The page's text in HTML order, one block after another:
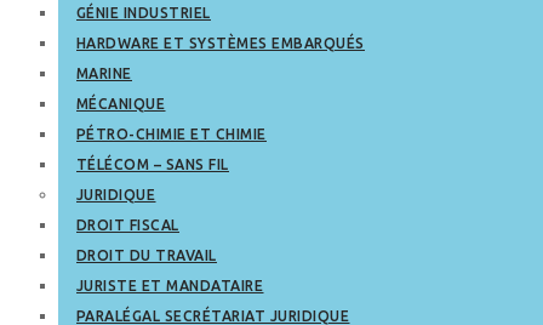
GÉNIE INDUSTRIEL
HARDWARE ET SYSTÈMES EMBARQUÉS
MARINE
MÉCANIQUE
PÉTRO-CHIMIE ET CHIMIE
TÉLÉCOM – SANS FIL
JURIDIQUE
DROIT FISCAL
DROIT DU TRAVAIL
JURISTE ET MANDATAIRE
PARALÉGAL SECRÉTARIAT JURIDIQUE